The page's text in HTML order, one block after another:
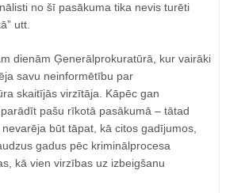
no šī pasākuma tika nevis turēti
utt.
dienām Ģenerālprokuratūrā, kur vairāki
savu neinformētību par
skaitījās virzītāja. Kāpēc gan
pašu rīkotā pasākumā – tātad
būt tāpat, kā citos gadījumos,
gadus pēc kriminālprocesa
kā vien virzības uz izbeigšanu